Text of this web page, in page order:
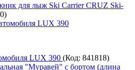
для лыж Ski Carrier CRUZ Ski-
)
LUX 390 (Код: 841818)